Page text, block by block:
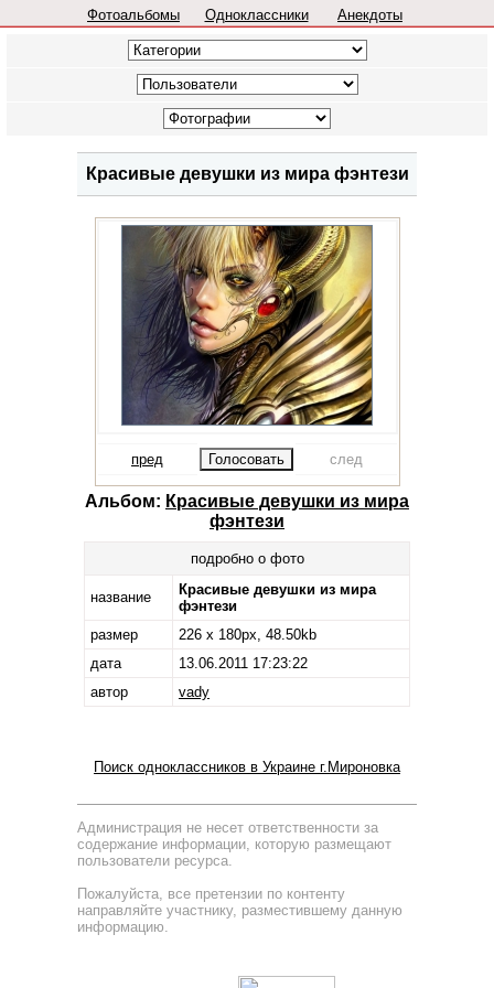
Фотоальбомы Одноклассники Анекдоты
Красивые девушки из мира фэнтези
пред след
Альбом: Красивые девушки из мира
фэнтези
подробно о фото
название
Красивые девушки из мира
фэнтези
размер
226 x 180px, 48.50kb
дата
13.06.2011 17:23:22
автор
vady
Поиск одноклассников в Украине г.Мироновка
Администрация не несет ответственности за
содержание информации, которую размещают
пользователи ресурса.
Пожалуйста, все претензии по контенту
направляйте участнику, разместившему данную
информацию.